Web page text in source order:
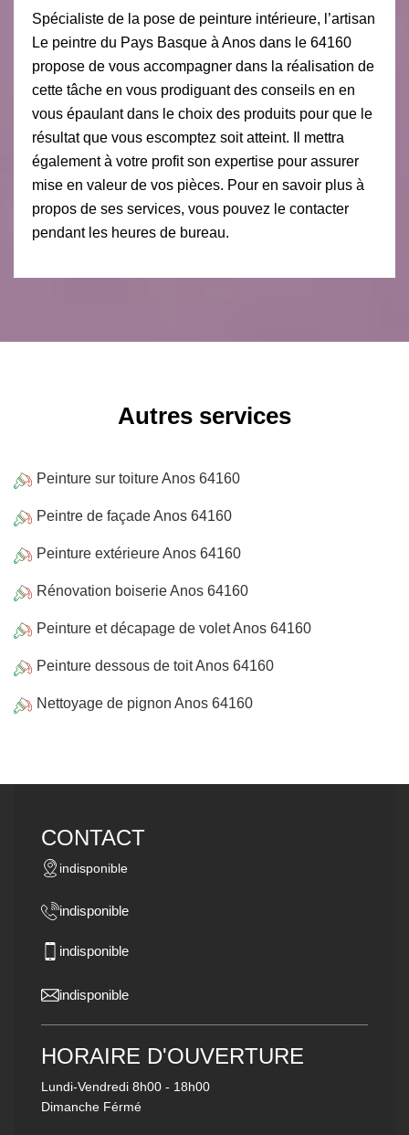
Spécialiste de la pose de peinture intérieure, l’artisan
Le peintre du Pays Basque à Anos dans le 64160
propose de vous accompagner dans la réalisation de
cette tâche en vous prodiguant des conseils en en
vous épaulant dans le choix des produits pour que le
résultat que vous escomptez soit atteint. Il mettra
également à votre profit son expertise pour assurer
mise en valeur de vos pièces. Pour en savoir plus à
propos de ses services, vous pouvez le contacter
pendant les heures de bureau.
Autres services
Peinture sur toiture Anos 64160
Peintre de façade Anos 64160
Peinture extérieure Anos 64160
Rénovation boiserie Anos 64160
Peinture et décapage de volet Anos 64160
Peinture dessous de toit Anos 64160
Nettoyage de pignon Anos 64160
CONTACT
indisponible
indisponible
indisponible
indisponible
HORAIRE D'OUVERTURE
Lundi-Vendredi 8h00 - 18h00
Dimanche Férmé